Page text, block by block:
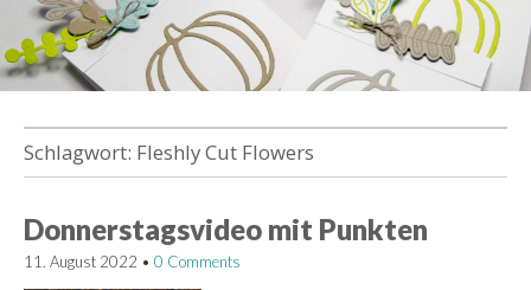
Schlagwort: Fleshly Cut Flowers
Donnerstagsvideo mit Punkten
11. August 2022 • 0 Comments